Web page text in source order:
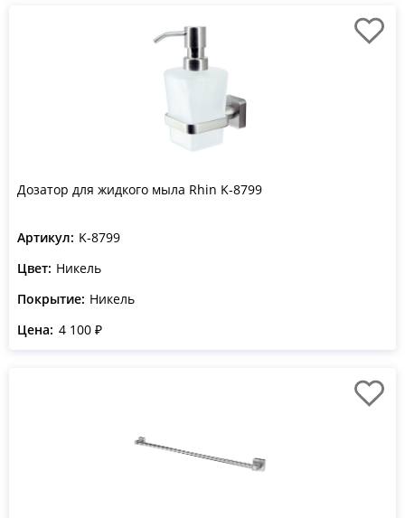
Дозатор для жидкого мыла Rhin K-8799
Артикул: K-8799
Цвет: Никель
Покрытие: Никель
Цена: 4 100 ₽